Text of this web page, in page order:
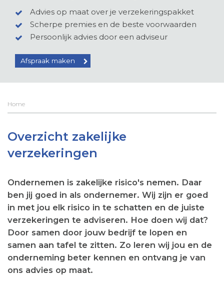
Advies op maat over je verzekeringspakket
Scherpe premies en de beste voorwaarden
Persoonlijk advies door een adviseur
Afspraak maken
Home
Overzicht zakelijke
verzekeringen
Ondernemen is zakelijke risico's nemen. Daar
ben jij goed in als ondernemer. Wij zijn er goed
in met jou elk risico in te schatten en de juiste
verzekeringen te adviseren. Hoe doen wij dat?
Door samen door jouw bedrijf te lopen en
samen aan tafel te zitten. Zo leren wij jou en de
onderneming beter kennen en ontvang je van
ons advies op maat.